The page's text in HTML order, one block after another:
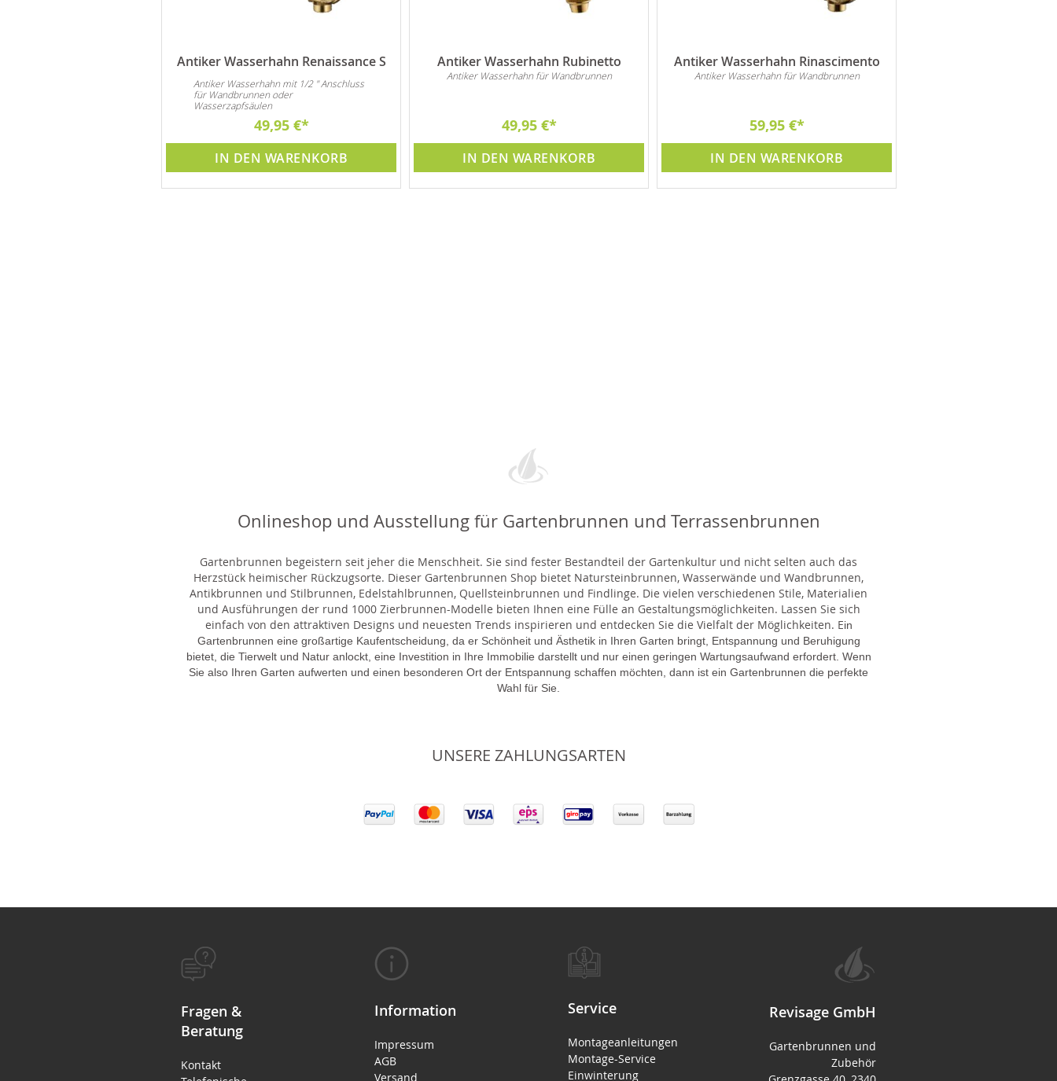
Antiker Wasserhahn Renaissance S
Antiker Wasserhahn mit 1/2 " Anschluss
für Wandbrunnen oder
Wasserzapfsäulen
49,95 €
IN DEN WARENKORB
Antiker Wasserhahn Rubinetto
Antiker Wasserhahn für Wandbrunnen
49,95 €
IN DEN WARENKORB
Antiker Wasserhahn Rinascimento
Antiker Wasserhahn für Wandbrunnen
59,95 €
IN DEN WARENKORB
Onlineshop und Ausstellung für Gartenbrunnen und Terrassenbrunnen
Gartenbrunnen begeistern seit jeher die Menschheit. Sie sind fester Bestandteil der Gartenkultur und nicht selten auch das
Herzstück heimischer Rückzugsorte. Dieser Gartenbrunnen Shop bietet Natursteinbrunnen, Wasserwände und Wandbrunnen,
Antikbrunnen und Stilbrunnen, Edelstahlbrunnen, Quellsteinbrunnen und Findlinge. Die vielen verschiedenen Stile, Materialien
und Ausführungen der rund 1000 Zierbrunnen-Modelle bieten Ihnen eine Fülle an Gestaltungsmöglichkeiten. Lassen Sie sich
einfach von den attraktiven Designs und neuesten Trends inspirieren und entdecken Sie die Vielfalt der Möglichkeiten. Ein
Gartenbrunnen eine großartige Kaufentscheidung, da er Schönheit und Ästhetik in Ihren Garten bringt, Entspannung und Beruhigung
bietet, die Tierwelt und Natur anlockt, eine Investition in Ihre Immobilie darstellt und nur einen geringen Wartungsaufwand erfordert. Wenn
Sie also Ihren Garten aufwerten und einen besonderen Ort der Entspannung schaffen möchten, dann ist ein Gartenbrunnen die perfekte
Wahl für Sie.
UNSERE ZAHLUNGSARTEN
Fragen &
Beratung
Kontakt
Information
Impressum
AGB
Versand
Service
Montageanleitungen
Montage-Service
Einwinterung
Revisage GmbH
Gartenbrunnen und
Zubehör